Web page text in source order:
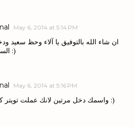
May 6, 2014 at 5:14 PM
ان شاء الله بالتوفيق يا آلاء وحظ سعيد
السحب :)
May 6, 2014 at 5:16 PM
واسمك دخل مرتين لانك عملت تويتر كمان :)